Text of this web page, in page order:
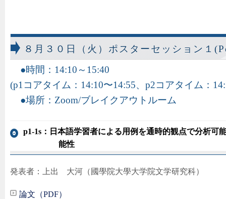
８月３０日（火）ポスターセッション１
時間：14:10～15:40
(p1コアタイム：14:10〜14:55、p2コアタイム：
場所：Zoom/ブレイクアウトルーム
p1-1s：日本語学習者による用例を通時的観点で分析可
能性
発表者：上出 大河（國學院大學大学院文学研究科）
論文（PDF）